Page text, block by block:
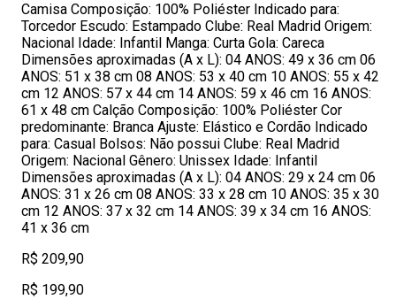
Camisa Composição: 100% Poliéster Indicado para:
Torcedor Escudo: Estampado Clube: Real Madrid Origem:
Nacional Idade: Infantil Manga: Curta Gola: Careca
Dimensões aproximadas (A x L): 04 ANOS: 49 x 36 cm 06
ANOS: 51 x 38 cm 08 ANOS: 53 x 40 cm 10 ANOS: 55 x 42
cm 12 ANOS: 57 x 44 cm 14 ANOS: 59 x 46 cm 16 ANOS:
61 x 48 cm Calção Composição: 100% Poliéster Cor
predominante: Branca Ajuste: Elástico e Cordão Indicado
para: Casual Bolsos: Não possui Clube: Real Madrid
Origem: Nacional Gênero: Unissex Idade: Infantil
Dimensões aproximadas (A x L): 04 ANOS: 29 x 24 cm 06
ANOS: 31 x 26 cm 08 ANOS: 33 x 28 cm 10 ANOS: 35 x 30
cm 12 ANOS: 37 x 32 cm 14 ANOS: 39 x 34 cm 16 ANOS:
41 x 36 cm
R$ 209,90
R$ 199,90